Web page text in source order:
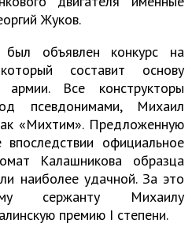
Жуков.
объявлен конкурс на
составит основу
армии. Все конструкторы
псевдонимами, Михаил
«Михтим». Предложенную
официальное
Калашникова образца
наиболее удачной. За это
сержанту Михаилу
премию I степени.